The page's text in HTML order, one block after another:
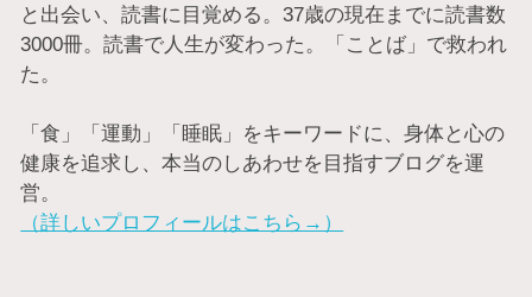
と出会い、読書に目覚める。37歳の現在までに読書数
3000冊。読書で人生が変わった。「ことば」で救われ
た。
「食」「運動」「睡眠」をキーワードに、身体と心の
健康を追求し、本当のしあわせを目指すブログを運
営。
（詳しいプロフィールはこちら→）